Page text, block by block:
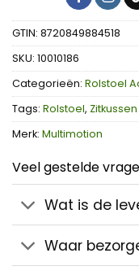
GTIN: 8720849884518
SKU: 10010186
Categorieën: Rolstoel
Tags: Rolstoel, Zitkussen
Merk: Multimotion
Veel gestelde
Wat is de
Waar